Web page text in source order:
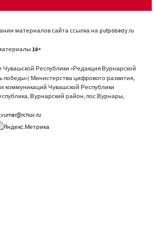
материалов сайта ссылка на putpobedy.ru
18+
Республики «Редакция Вурнарской
победы») Министерства цифрового развития,
коммуникаций Чувашской Республики
Вурнарский район, пос.Вурнары,